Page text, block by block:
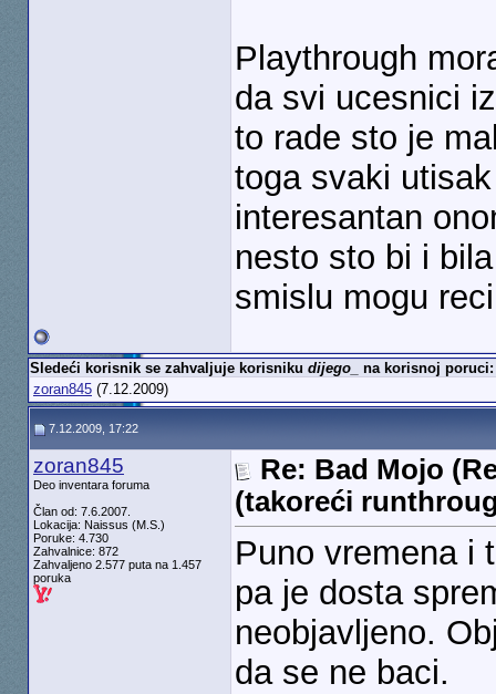
Playthrough
da svi ucesnici
to rade sto je
toga svaki
interesantan
nesto sto bi i
smislu mogu
Sledeći korisnik se zahvaljuje korisniku dijego_
na korisnoj poruci:
zoran845(7.12.2009)
7.12.2009, 17:22
zoran845
Deo inventara foruma
Član od: 7.6.2007.
Lokacija: Naissus (M.S.)
Poruke: 4.730
Zahvalnice: 872
Zahvaljeno 2.577 puta na 1.457
poruka
Re: Bad Mojo
(takoreći
Puno vremena i
pa je dosta
neobjavljeno.
da se ne baci.